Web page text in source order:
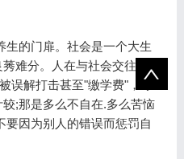
生的门扉。社会是一个大生
难分。人在与社会交往过程
误解打击甚至"缴学费"，等
;那是多么不自在.多么苦恼
要因为别人的错误而惩罚自